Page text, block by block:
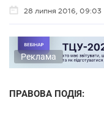
28 липня 2016, 09:03
Реклама
ПРАВОВА ПОДІЯ: